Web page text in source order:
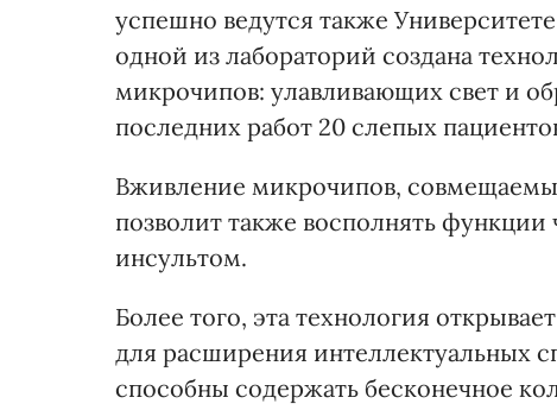
успешно ведутся также
одной из лабораторий создана
микрочипов: улавливающих свет и
последних работ 20 слепых
Вживление микрочипов,
позволит также восполнять
инсультом.
Более того, эта технология
для расширения интеллектуальных
способны содержать бесконечное